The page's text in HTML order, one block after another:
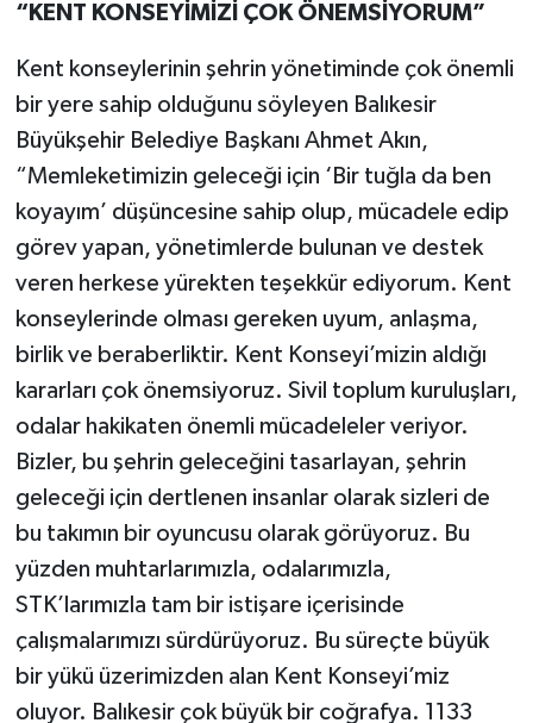
“KENT KONSEYİMİZİ ÇOK ÖNEMSİYORUM”
Kent konseylerinin şehrin yönetiminde çok önemli
bir yere sahip olduğunu söyleyen Balıkesir
Büyükşehir Belediye Başkanı Ahmet Akın,
“Memleketimizin geleceği için ‘Bir tuğla da ben
koyayım’ düşüncesine sahip olup, mücadele edip
görev yapan, yönetimlerde bulunan ve destek
veren herkese yürekten teşekkür ediyorum. Kent
konseylerinde olması gereken uyum, anlaşma,
birlik ve beraberliktir. Kent Konseyi’mizin aldığı
kararları çok önemsiyoruz. Sivil toplum kuruluşları,
odalar hakikaten önemli mücadeleler veriyor.
Bizler, bu şehrin geleceğini tasarlayan, şehrin
geleceği için dertlenen insanlar olarak sizleri de
bu takımın bir oyuncusu olarak görüyoruz. Bu
yüzden muhtarlarımızla, odalarımızla,
STK’larımızla tam bir istişare içerisinde
çalışmalarımızı sürdürüyoruz. Bu süreçte büyük
bir yükü üzerimizden alan Kent Konseyi’miz
oluyor. Balıkesir çok büyük bir coğrafya. 1133